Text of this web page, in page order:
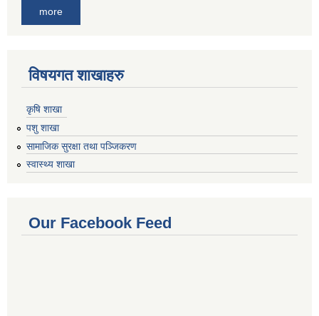
more
विषयगत शाखाहरु
कृषि शाखा
पशु शाखा
सामाजिक सुरक्षा तथा पञ्जिकरण
स्वास्थ्य शाखा
Our Facebook Feed